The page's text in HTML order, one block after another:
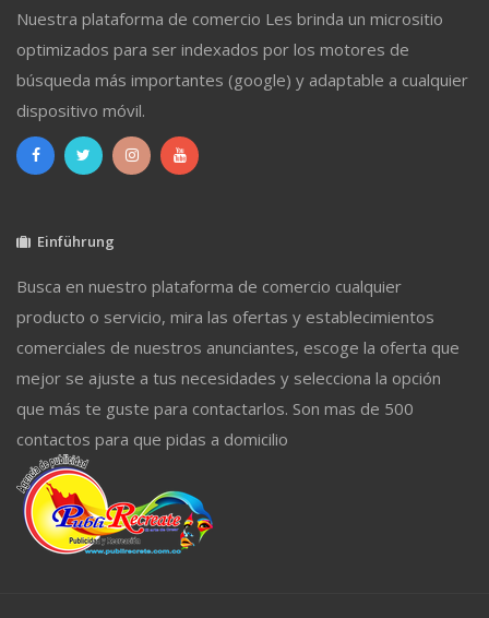
Nuestra plataforma de comercio Les brinda un micrositio
optimizados para ser indexados por los motores de
búsqueda más importantes (google) y adaptable a cualquier
dispositivo móvil.
Einführung
Busca en nuestro plataforma de comercio cualquier
producto o servicio, mira las ofertas y establecimientos
comerciales de nuestros anunciantes, escoge la oferta que
mejor se ajuste a tus necesidades y selecciona la opción
que más te guste para contactarlos. Son mas de 500
contactos para que pidas a domicilio